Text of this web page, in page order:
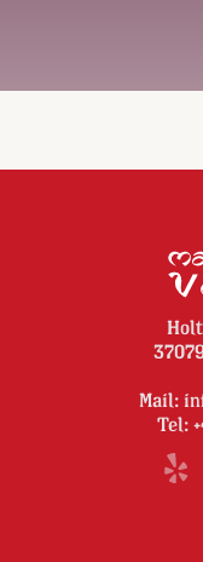
Mail:
Tel: